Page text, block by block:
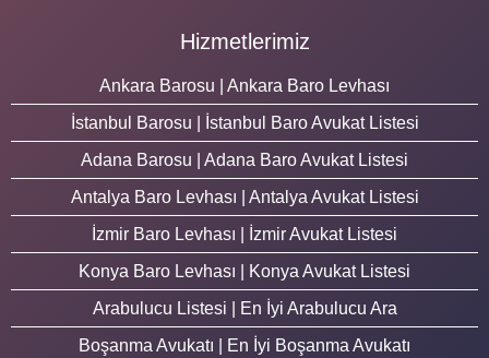
Hizmetlerimiz
Ankara Barosu | Ankara Baro Levhası
İstanbul Barosu | İstanbul Baro Avukat Listesi
Adana Barosu | Adana Baro Avukat Listesi
Antalya Baro Levhası | Antalya Avukat Listesi
İzmir Baro Levhası | İzmir Avukat Listesi
Konya Baro Levhası | Konya Avukat Listesi
Arabulucu Listesi | En İyi Arabulucu Ara
Boşanma Avukatı | En İyi Boşanma Avukatı